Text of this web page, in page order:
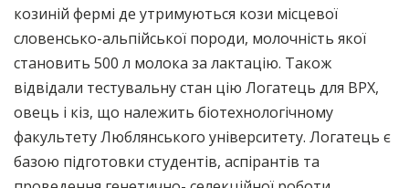
козиній фермі де утримуються кози місцевої
словенсько-альпійської породи, молочність якої
становить 500 л молока за лактацію. Також
відвідали тестувальну стан цію Логатець для ВРХ,
овець і кіз, що належить біотехнологічному
факультету Люблянського університету. Логатець є
базою підготовки студентів, аспірантів та